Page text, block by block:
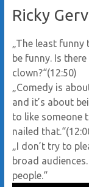
Ricky
„The least
be funny. Is
clown?“(12:50)
„Comedy is
and it’s about
to like someone
nailed
„I don’t try to
broad
people.“